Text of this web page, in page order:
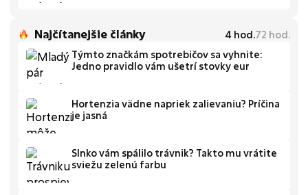
Najčítanejšie články 4 hod.72 hod.
Týmto značkám spotrebičov sa vyhnite:
Jedno pravidlo vám ušetrí stovky eur
Hortenzia vädne napriek zalievaniu? Príčina
je jasná
Slnko vám spálilo trávnik? Takto mu vrátite
sviežu zelenú farbu